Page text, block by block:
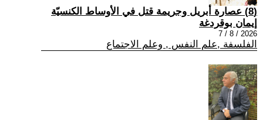
(8) عصارة أبريل وجريمة قتل في الأوساط الكنسيّة
إيمان بوقردغة
2026 / 8 / 7
الفلسفة ,علم النفس , وعلم الاجتماع